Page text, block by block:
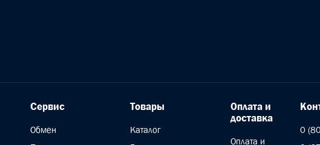
Сервис
Обмен
Товары
Каталог
Оплата и
доставка
Оплата и
0